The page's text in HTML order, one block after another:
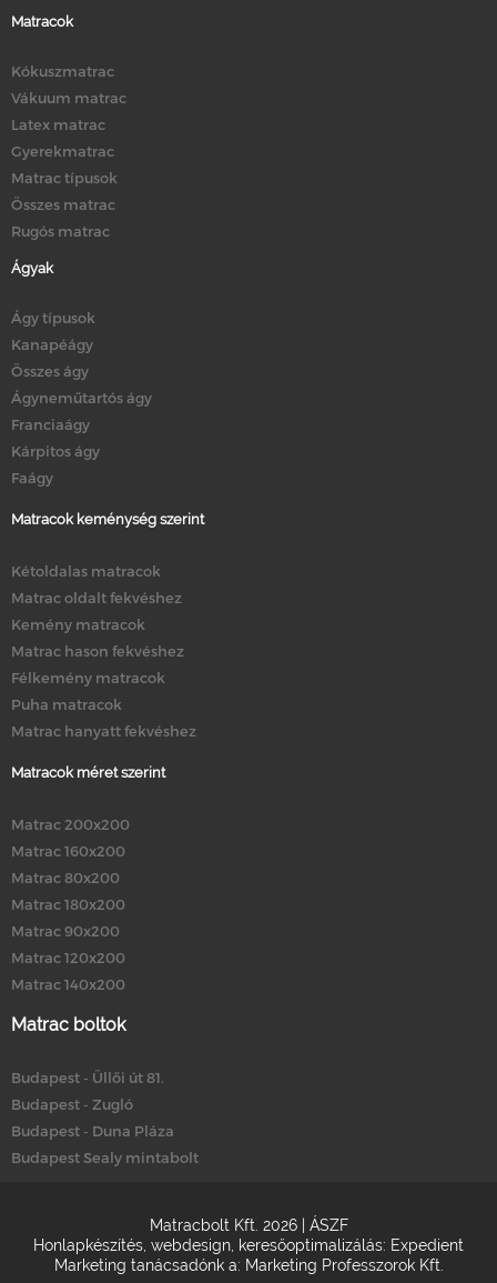
Matracok
Kókuszmatrac
Vákuum matrac
Latex matrac
Gyerekmatrac
Matrac típusok
Összes matrac
Rugós matrac
Ágyak
Ágy típusok
Kanapéágy
Összes ágy
Ágyneműtartós ágy
Franciaágy
Kárpitos ágy
Faágy
Matracok keménység szerint
Kétoldalas matracok
Matrac oldalt fekvéshez
Kemény matracok
Matrac hason fekvéshez
Félkemény matracok
Puha matracok
Matrac hanyatt fekvéshez
Matracok méret szerint
Matrac 200x200
Matrac 160x200
Matrac 80x200
Matrac 180x200
Matrac 90x200
Matrac 120x200
Matrac 140x200
Matrac boltok
Budapest - Üllői út 81.
Budapest - Zugló
Budapest - Duna Pláza
Budapest Sealy mintabolt
Matracbolt Kft. 2026 | ÁSZF
Honlapkészítés webdesign keresőoptimalizálás: Expedient
Marketing tanácsadónk a: Marketing Professzorok Kft.